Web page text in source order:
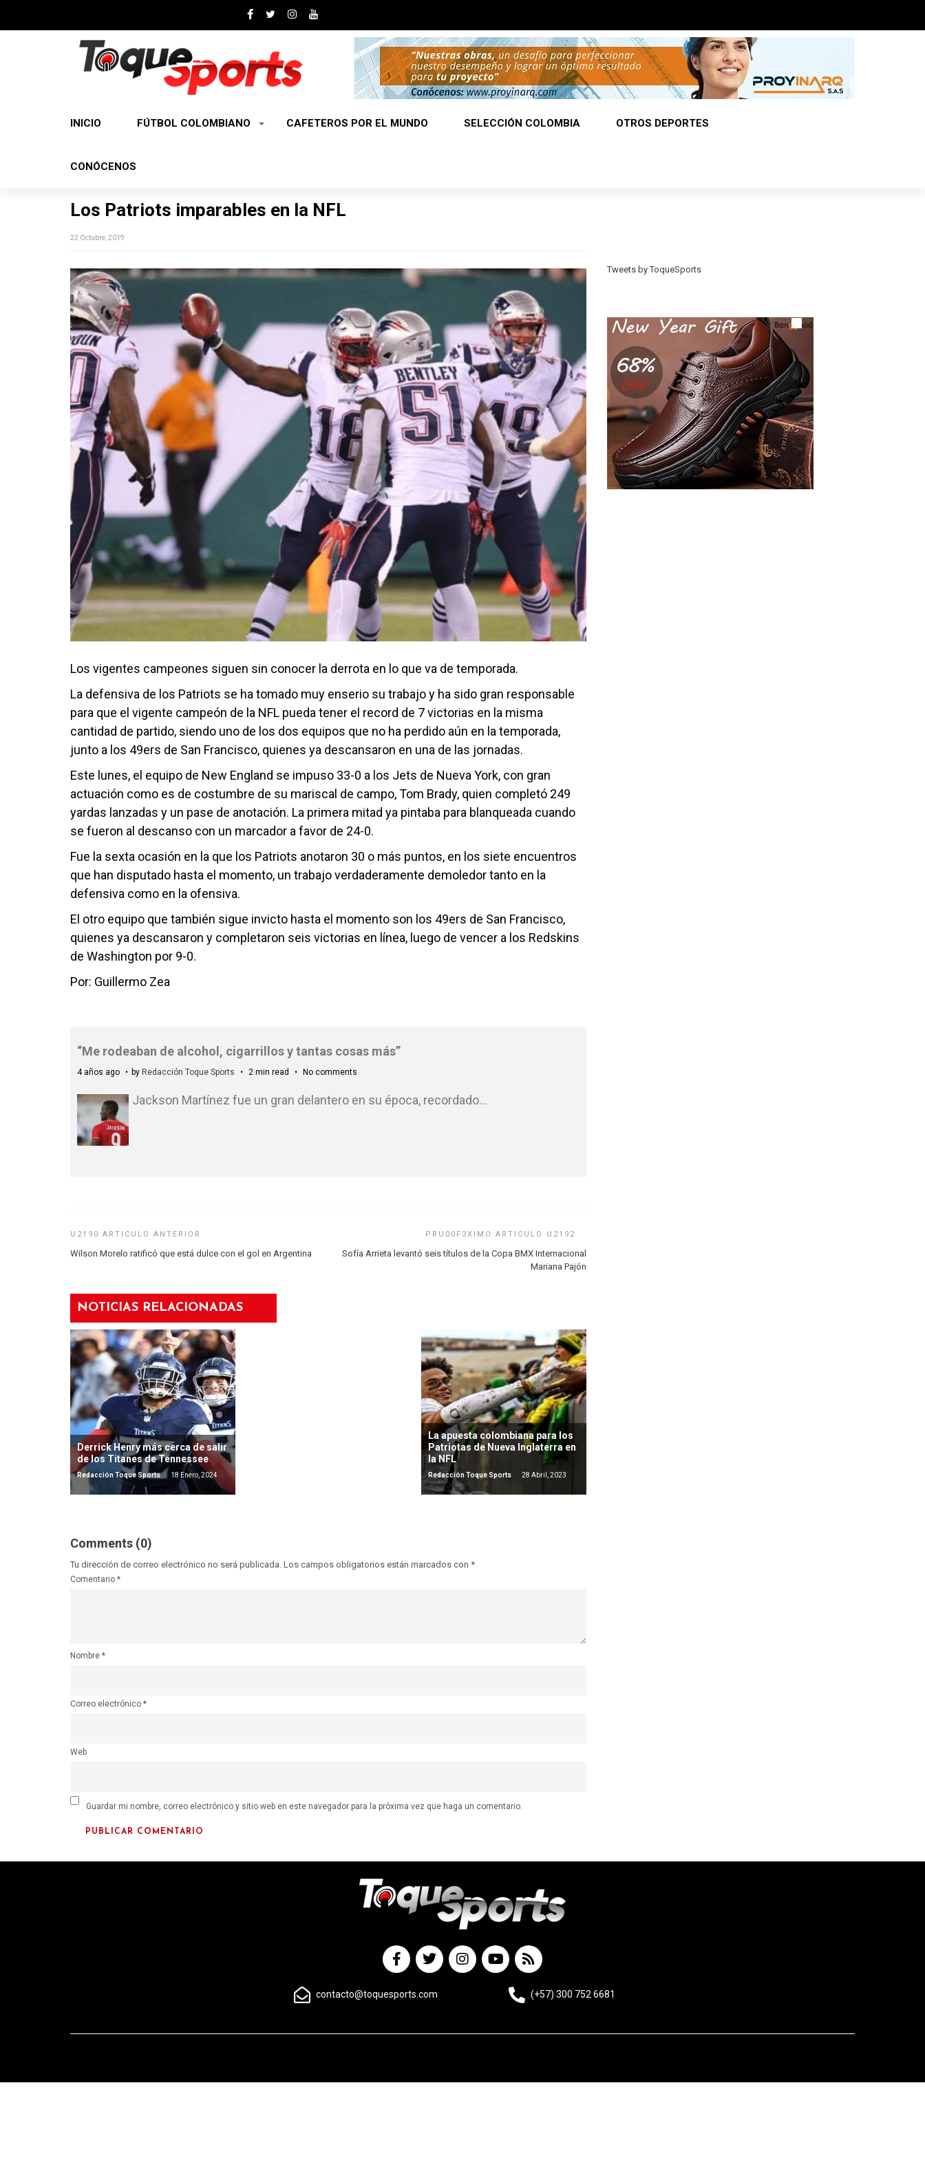
INICIO FÚTBOL COLOMBIANO CAFETEROS POR EL MUNDO SELECCIÓN COLOMBIA OTROS DEPORTES
CONÓCENOS
Los Patriots imparables en la NFL
22 Octubre, 2019
Los vigentes campeones siguen sin conocer la derrota en lo que va de temporada.
La defensiva de los Patriots se ha tomado muy enserio su trabajo y ha sido gran responsable
para que el vigente campeón de la NFL pueda tener el record de 7 victorias en la misma
cantidad de partido, siendo uno de los dos equipos que no ha perdido aún en la temporada,
junto a los 49ers de San Francisco, quienes ya descansaron en una de las jornadas.
Este lunes, el equipo de New England se impuso 33-0 a los Jets de Nueva York, con gran
actuación como es de costumbre de su mariscal de campo, Tom Brady, quien completó 249
yardas lanzadas y un pase de anotación. La primera mitad ya pintaba para blanqueada cuando
se fueron al descanso con un marcador a favor de 24-0.
Fue la sexta ocasión en la que los Patriots anotaron 30 o más puntos, en los siete encuentros
que han disputado hasta el momento, un trabajo verdaderamente demoledor tanto en la
defensiva como en la ofensiva.
El otro equipo que también sigue invicto hasta el momento son los 49ers de San Francisco,
quienes ya descansaron y completaron seis victorias en línea, luego de vencer a los Redskins
de Washington por 9-0.
Por: Guillermo Zea
“Me rodeaban de alcohol, cigarrillos y tantas cosas más”
4 años ago by Redacción Toque Sports 2 min read No comments
Jackson Martínez fue un gran delantero en su época, recordado…
Wilson Morelo ratificó que está dulce con el gol en Argentina
Sofía Arrieta levantó seis títulos de la Copa BMX Internacional
Mariana Pajón
NOTICIAS RELACIONADAS
Derrick Henry más cerca de salir
de los Titanes de Tennessee
Redacción Toque Sports 18 Enero, 2024
del Futbol Americano
La apuesta colombiana para los
Patriotas de Nueva Inglaterra en
la NFL
Redacción Toque Sports 28 Abril, 2023
Comments (0)
Tu dirección de correo electrónico no será publicada. Los campos obligatorios están marcados con *
Comentario *
Nombre *
Correo electrónico *
Web
Guardar mi nombre, correo electrónico y sitio web en este navegador para la próxima vez que haga un comentario.
Tweets by ToqueSports
contacto@toquesports.com (+57) 300 752 6681